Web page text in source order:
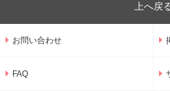
上へ戻
お問い合わせ
FAQ